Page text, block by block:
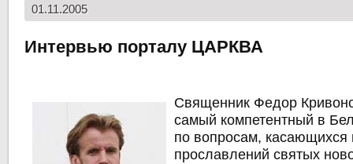
01.11.2005
Интервью порталу ЦАРКВА
Священник Федор
самый компетентный в
по вопросам, касающихся
прославлений святых